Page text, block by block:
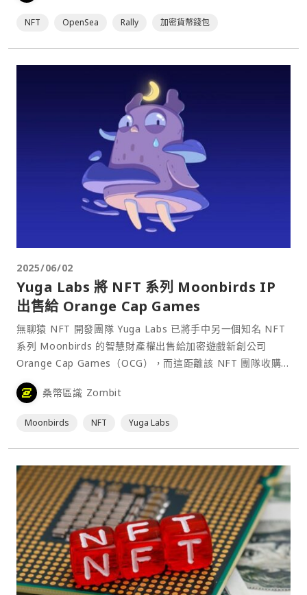
NFT OpenSea Rally 加密貨幣錢包
2025/06/02
Yuga Labs 將 NFT 系列 Moonbirds IP
出售給 Orange Cap Games
無聊猿 NFT 開發團隊 Yuga Labs 已將手中另一個知名 NFT
系列 Moonbirds 的智慧財產權出售給加密遊戲新創公司
Orange Cap Games（OCG），而這距離該 NFT 團隊收購
該收藏品僅僅一年多時間。⋯
桑幣區識 Zombit
Moonbirds NFT Yuga Labs